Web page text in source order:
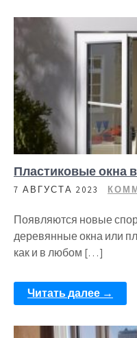
Пластиковые окна
7 АВГУСТА 2023
Появляются новые
деревянные окна или
как и в любом […]
Читать далее →